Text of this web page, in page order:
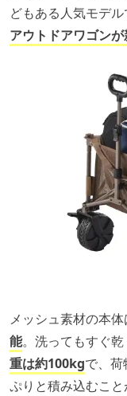
どもある人気モデ
アウトドアワゴン
メッシュ素材の本
能。洗ってもすぐ乾
重は約100kgで、
ぷりと積み込むこと